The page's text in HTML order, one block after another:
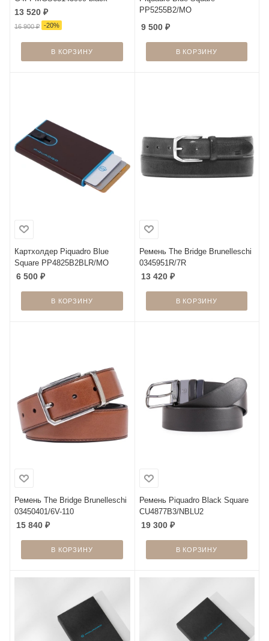
13 520 ₽
16 900₽ -20%
В КОРЗИНУ
PP5255B2/MO
9 500₽
В КОРЗИНУ
Картхолдер Piquadro Blue
Square PP4825B2BLR/MO
6 500 ₽
В КОРЗИНУ
Ремень The Bridge Brunelleschi
0345951R/7R
13 420₽
В КОРЗИНУ
Ремень The Bridge Brunelleschi
03450401/6V-110
15 840 ₽
В КОРЗИНУ
Ремень Piquadro Black Square
CU4877B3/NBLU2
19 300₽
В КОРЗИНУ